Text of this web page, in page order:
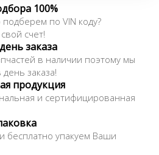
100%
по VIN коду?
счет!
заказа
в наличии поэтому мы
заказа!
продукция
и сертифицированная
бесплатно упакуем Ваши